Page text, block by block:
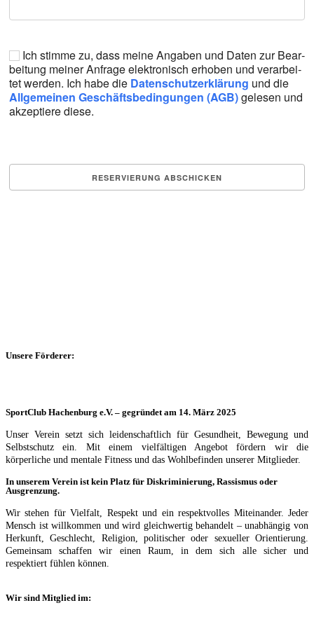
Ich stim­me zu, dass mei­ne Anga­ben und Daten zur Bear­
bei­tung mei­ner Anfra­ge elek­tro­nisch erho­ben und ver­ar­bei­
tet wer­den. Ich habe die Daten­schutz­er­klä­rung und die
All­ge­mei­nen Geschäfts­be­din­gun­gen (AGB)gele­sen und
akzep­tie­re die­se.
Unsere Förderer:
SportClub Hachenburg e.V. – gegründet am 14. März 2025
Unser Verein setzt sich leidenschaftlich für Gesundheit, Bewegung und
Selbstschutz ein. Mit einem vielfältigen Angebot fördern wir die
körperliche und mentale Fitness und das Wohlbefinden unserer Mitglieder.
In unserem Verein ist kein Platz für Diskriminierung, Rassismus oder
Ausgrenzung.
Wir stehen für Vielfalt, Respekt und ein respektvolles Miteinander. Jeder
Mensch ist willkommen und wird gleichwertig behandelt – unabhängig von
Herkunft, Geschlecht, Religion, politischer oder sexueller Orientierung.
Gemeinsam schaffen wir einen Raum, in dem sich alle sicher und
respektiert fühlen können.
Wir sind Mitglied im: